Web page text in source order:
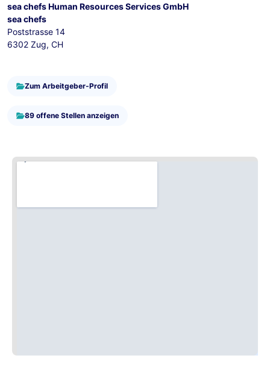
sea chefs Human Resources Services GmbH
sea chefs
Poststrasse 14
6302 Zug, CH
Zum Arbeitgeber-Profil
89 offene Stellen anzeigen